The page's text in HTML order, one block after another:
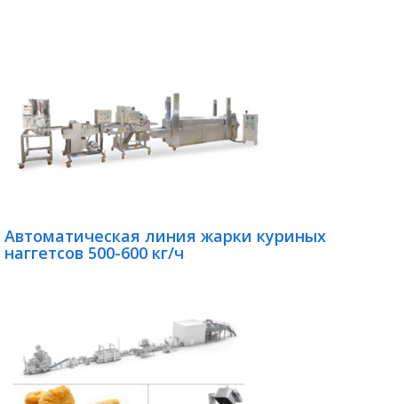
Автоматическая линия жарки куриных
наггетсов 500-600 кг/ч